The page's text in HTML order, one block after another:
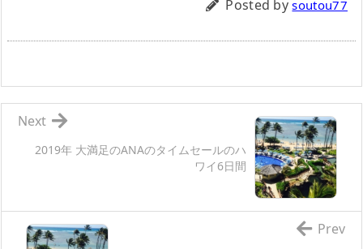
Posted bysoutou77
2019年 大満足のANAのタイムセールのハ
ワイ6日間
Next
Prev